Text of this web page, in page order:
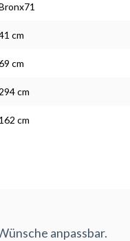
cm
cm
294 cm
162 cm
anpassbar.